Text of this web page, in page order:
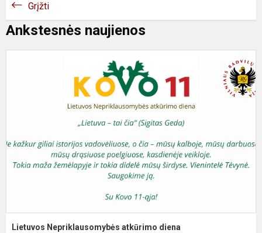
Grįžti
Ankstesnės naujienos
Lietuvos Nepriklausomybės atkūrimo diena